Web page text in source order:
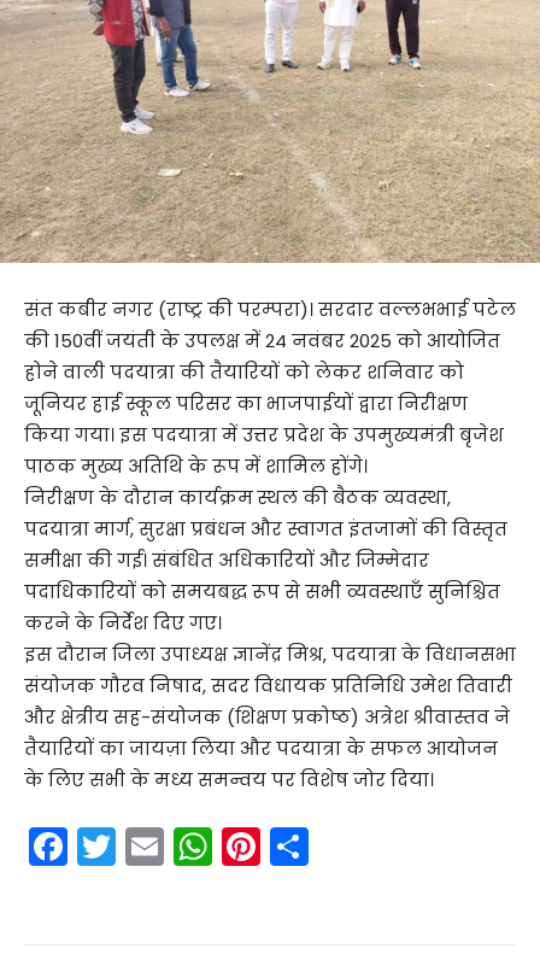
संत कबीर नगर (राष्ट्र की परम्परा)। सरदार वल्लभभाई पटेल
की 150वीं जयंती के उपलक्ष में 24 नवंबर 2025 को आयोजित
होने वाली पदयात्रा की तैयारियों को लेकर शनिवार को
जूनियर हाई स्कूल परिसर का भाजपाईयों द्वारा निरीक्षण
किया गया। इस पदयात्रा में उत्तर प्रदेश के उपमुख्यमंत्री बृजेश
पाठक मुख्य अतिथि के रूप में शामिल होंगे।
निरीक्षण के दौरान कार्यक्रम स्थल की बैठक व्यवस्था,
पदयात्रा मार्ग, सुरक्षा प्रबंधन और स्वागत इंतजामों की विस्तृत
समीक्षा की गई। संबंधित अधिकारियों और जिम्मेदार
पदाधिकारियों को समयबद्ध रूप से सभी व्यवस्थाएँ सुनिश्चित
करने के निर्देश दिए गए।
इस दौरान जिला उपाध्यक्ष ज्ञानेंद्र मिश्र, पदयात्रा के विधानसभा
संयोजक गौरव निषाद, सदर विधायक प्रतिनिधि उमेश तिवारी
और क्षेत्रीय सह-संयोजक (शिक्षण प्रकोष्ठ) अत्रेश श्रीवास्तव ने
तैयारियों का जायज़ा लिया और पदयात्रा के सफल आयोजन
के लिए सभी के मध्य समन्वय पर विशेष जोर दिया।
F
a
T
w
E
m
W
h
Pi
nt